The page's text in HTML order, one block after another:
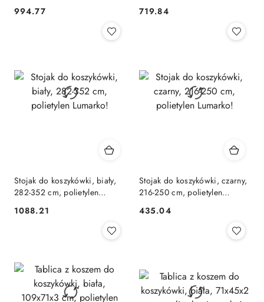
Cena:
994.77 Cena:
719.84
Stojak do koszykówki, biały,
282-352 cm, polietylen
Cena:
1088.21
Stojak do koszykówki, czarny,
216-250 cm, polietylen
Cena:
435.04